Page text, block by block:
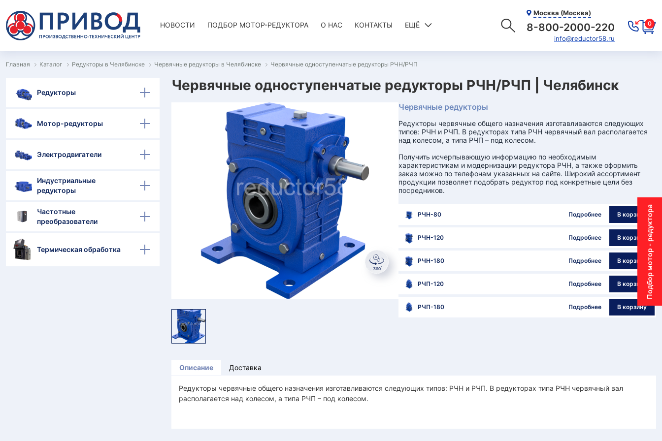
НОВОСТИ ПОДБОР МОТОР-РЕДУКТОРА О НАС КОНТАКТЫ ЕЩЁ
Москва (Москва)
8-800-2000-220
info@reductor58.ru
0
Подбор мотор - редуктора
Главная Каталог Редукторы в Челябинске Червячные редукторы в Челябинске Червячные одноступенчатые редукторы РЧН/РЧП
Редукторы
Мотор-редукторы
Электродвигатели
Индустриальные
редукторы
Частотные
преобразователи
Термическая обработка
Червячные одноступенчатые редукторы РЧН/РЧП | Челябинск
Червячные редукторы
Редукторы червячные общего назначения изготавливаются следующих
типов: РЧН и РЧП. В редукторах типа РЧН червячный вал располагается
над колесом, а типа РЧП – под колесом.
Получить исчерпывающую информацию по необходимым
характеристикам и модернизации редуктора РЧН, а также оформить
заказ можно по телефонам указанных на сайте. Широкий ассортимент
продукции позволяет подобрать редуктор под конкретные цели без
посредников.
РЧН-80 Подробнее В корзину
РЧН-120 Подробнее В корзину
РЧН-180 Подробнее В корзину
РЧП-120 Подробнее В корзину
РЧП-180 Подробнее В корзину
Описание Доставка
Редукторы червячные общего назначения изготавливаются следующих типов: РЧН и РЧП. В редукторах типа РЧН червячный вал
располагается над колесом, а типа РЧП – под колесом.